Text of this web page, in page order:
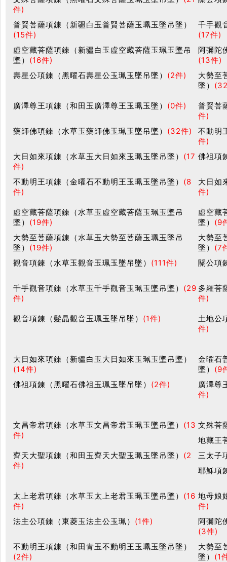
件)
普賢菩薩項鍊（新疆白玉普賢菩薩玉珮玉墜吊墜）
(15件)
千手觀
(17件)
虛空藏菩薩項鍊（新疆白玉虛空藏菩薩玉珮玉墜吊
墜） (16件)
阿彌陀
(13件)
壽星公項鍊（黑曜石壽星公玉珮玉墜吊墜） (2件)
大勢至
墜）
廣澤尊王項鍊（和田玉廣澤尊王玉珮玉墜） (0件)
普賢菩
件)
藥師佛項鍊（水草玉藥師佛玉珮玉墜吊墜） (32件)
不動明
件)
大日如來項鍊（水草玉大日如來玉珮玉墜吊墜） (17
件)
佛祖項
不動明王項鍊（金曜石不動明王玉珮玉墜吊墜） (8
件)
大日如
件)
虛空藏菩薩項鍊（水草玉虛空藏菩薩玉珮玉墜吊
墜） (19件)
虛空藏
墜） (9
大勢至菩薩項鍊（水草玉大勢至菩薩玉珮玉墜吊
墜） (19件)
大勢至
墜） (7
觀音項鍊（水草玉觀音玉珮玉墜吊墜） (111件) 關公項
千手觀音項鍊（水草玉千手觀音玉珮玉墜吊墜） (29
件)
多羅菩
件)
觀音項鍊（髮晶觀音玉珮玉墜吊墜） (1件)
土地公
件)
大日如來項鍊（新疆白玉大日如來玉珮玉墜吊墜）
(14件)
金曜石
墜） (9
佛祖項鍊（黑曜石佛祖玉珮玉墜吊墜） (2件)
廣澤尊
件)
文昌帝君項鍊（水草玉文昌帝君玉珮玉墜吊墜） (13
件)
文殊菩
地藏王
齊天大聖項鍊（和田玉齊天大聖玉珮玉墜吊墜） (2
件)
三太子
耶穌項
太上老君項鍊（水草玉太上老君玉珮玉墜吊墜） (16
件)
地母娘
件)
法主公項鍊（東菱玉法主公玉珮） (1件)
阿彌陀
(3件)
不動明王項鍊（和田青玉不動明王玉珮玉墜吊墜）
(2件)
大勢至
墜） (1